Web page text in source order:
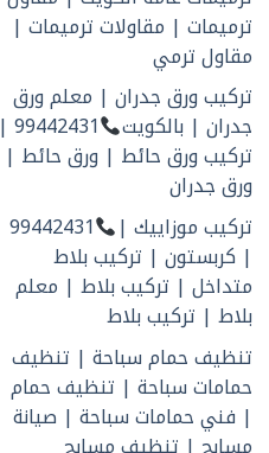
ترميمات | مقاولات ترميمات |
مقاول ترمي
تركيب ورق جدران | معلم ورق
جدران | بالكويت
99442431 |
تركيب ورق حائط | ورق حائط |
ورق جدران
تركيب موزاييك |
99442431
| كربستون | تركيب بلاط
متداخل | تركيب بلاط | معلم
بلاط | تركيب بلاط
تنظيف حمام سباحة | تنظيف
حمامات سباحة | تنظيف حمام
| فني حمامات سباحة | صيانة